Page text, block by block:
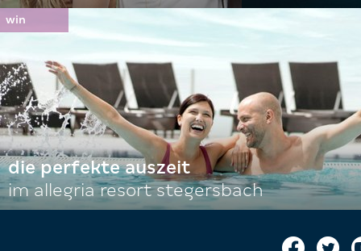
die perfekte auszeit
im allegria resort stegersbach